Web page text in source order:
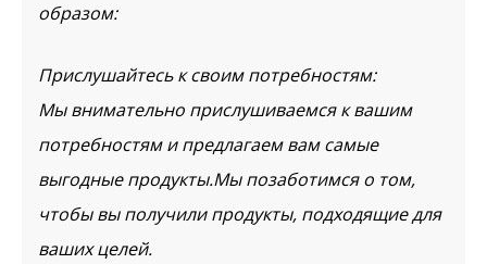
образом:
Прислушайтесь к своим потребностям:
Мы внимательно прислушиваемся к вашим
потребностям и предлагаем вам самые
выгодные продукты.Мы позаботимся о том,
чтобы вы получили продукты, подходящие для
ваших целей.